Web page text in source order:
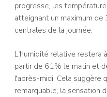
progresse, les
atteignant un maximum de
centrales de la journée.
L'humidité relative restera
partir de 61% le matin et
l'après-midi. Cela suggère
remarquable, la sensation